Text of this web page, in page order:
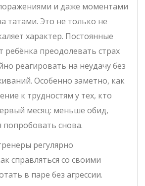
и даже моментами
татами. Это не только не
характер. Постоянные
ребёнка преодолевать страх
реагировать на неудачу без
Особенно заметно, как
к трудностям у тех, кто
месяц: меньше обид,
снова.
регулярно
справляться со своими
в паре без агрессии.